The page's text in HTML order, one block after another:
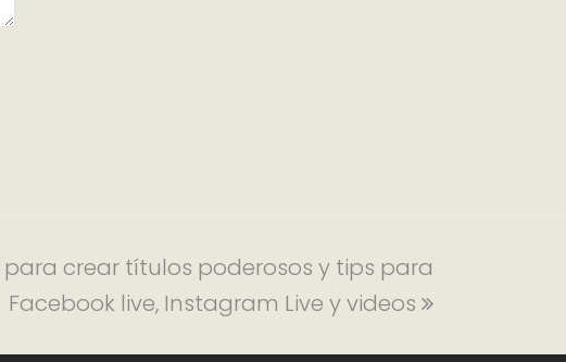
crear títulos poderosos y tips para
Facebook live, Instagram Live y videos